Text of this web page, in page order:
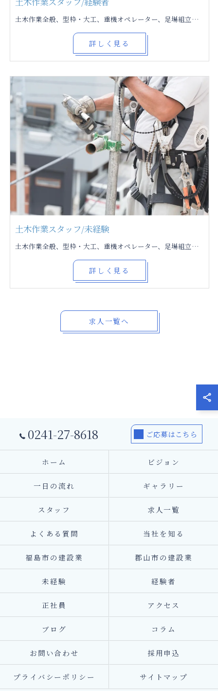
土木作業全般、型枠・大工、重機オペレーター、足場組立、片付け・清掃、現場監督 基本、公共工事
詳しく見る
土木作業スタッフ/未経験
土木作業全般、型枠・大工、重機オペレーター、足場組立、片付け・清掃、現場監督 基本、公共工事
詳しく見る
求人一覧へ
0241-27-8618 ご応募はこちら
ホーム ビジョン
一日の流れ ギャラリー
スタッフ 求人一覧
よくある質問 当社を知る
福島市の建設業 郡山市の建設業
未経験 経験者
正社員 アクセス
ブログ コラム
お問い合わせ 採用申込
プライバシーポリシー サイトマップ